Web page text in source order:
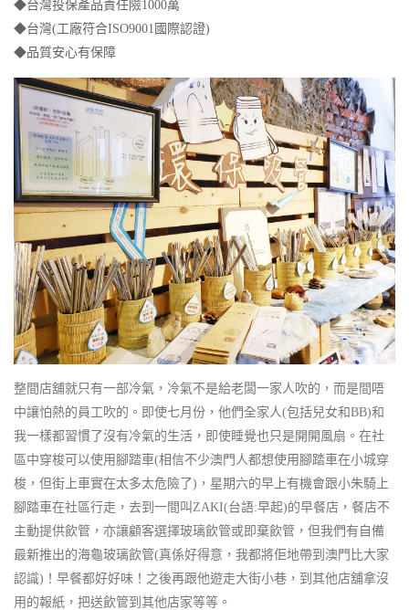
◆台灣投保產品責任險1000萬
◆台灣(工廠符合ISO9001國際認證)
◆品質安心有保障
整間店舖就只有一部冷氣，冷氣不是給老闆一家人吹的，而是間唔
中讓怕熱的員工吹的。即使七月份，他們全家人(包括兒女和BB)和
我一樣都習慣了沒有冷氣的生活，即使睡覺也只是開開風扇。在社
區中穿梭可以使用腳踏車(相信不少澳門人都想使用腳踏車在小城穿
梭，但街上車實在太多太危險了)，星期六的早上有機會跟小朱騎上
腳踏車在社區行走，去到一間叫ZAKI(台語:早起)的早餐店，餐店不
主動提供飲管，亦讓顧客選擇玻璃飲管或即棄飲管，但我們有自備
最新推出的海龜玻璃飲管(真係好得意，我都將佢地帶到澳門比大家
認識)！早餐都好好味！之後再跟他遊走大街小巷，到其他店舖拿沒
用的報紙，把送飲管到其他店家等等。